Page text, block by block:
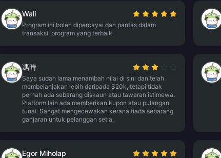
Wali
Program ini boleh dipercayai dan pantas dalam
transaksi, program yang terbaik.
馮時
Saya sudah lama menambah nilai di sini dan telah
membelanjakan lebih daripada $20k, tetapi tidak
pernah ada sebarang diskaun atau tawaran istimewa.
Platform lain ada memberikan kupon atau pulangan
tunai. Sangat mengecewakan kerana tiada sebarang
ganjaran untuk pelanggan setia.
Egor Miholap